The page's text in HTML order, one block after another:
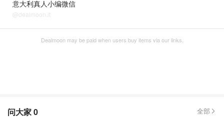
意大利真人小编微信
@dealmoon.it
Dealmoon may be paid when users buy items via our links.
问大家0 全部